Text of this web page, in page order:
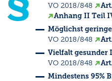
VO 2018/848
Anhang II Teil
Möglichst
VO 2018/848
Vielfalt gesunder
VO 2018/848
Mindestens 95%